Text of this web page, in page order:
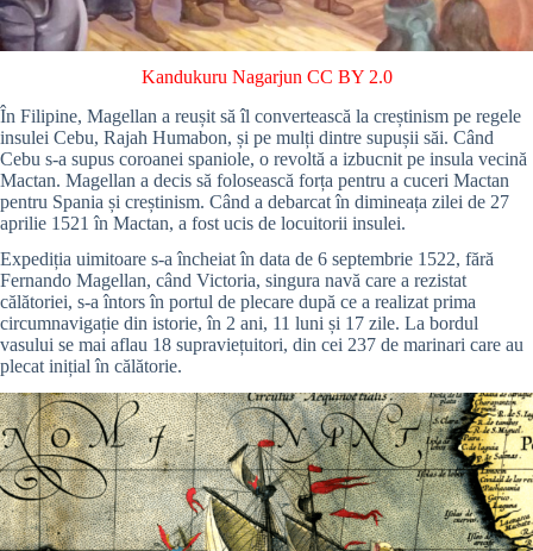
Kandukuru Nagarjun CC BY 2.0
În Filipine, Magellan a reușit să îl convertească la creștinism pe regele
insulei Cebu, Rajah Humabon, și pe mulți dintre supușii săi. Când
Cebu s-a supus coroanei spaniole, o revoltă a izbucnit pe insula vecină
Mactan. Magellan a decis să folosească forța pentru a cuceri Mactan
pentru Spania și creștinism. Când a debarcat în dimineața zilei de 27
aprilie 1521 în Mactan, a fost ucis de locuitorii insulei.
Expediția uimitoare s-a încheiat în data de 6 septembrie 1522, fără
Fernando Magellan, când Victoria, singura navă care a rezistat
călătoriei, s-a întors în portul de plecare după ce a realizat prima
circumnavigație din istorie, în 2 ani, 11 luni și 17 zile. La bordul
vasului se mai aflau 18 supraviețuitori, din cei 237 de marinari care au
plecat inițial în călătorie.